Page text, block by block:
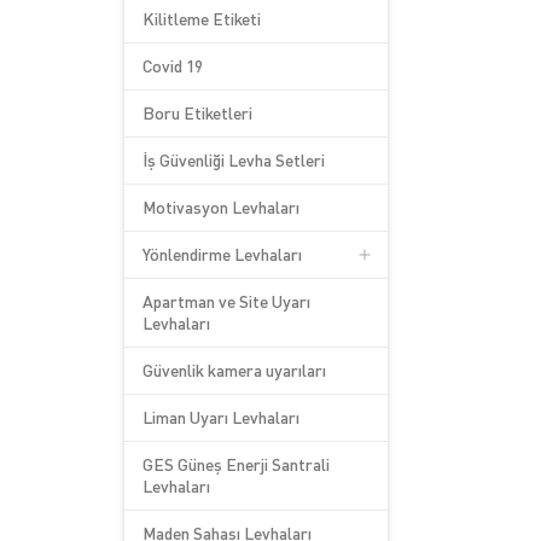
Kilitleme Etiketi
Covid 19
Boru Etiketleri
İş Güvenliği Levha Setleri
Motivasyon Levhaları
Yönlendirme Levhaları
Apartman ve Site Uyarı
Levhaları
Güvenlik kamera uyarıları
Liman Uyarı Levhaları
GES Güneş Enerji Santrali
Levhaları
Maden Sahası Levhaları